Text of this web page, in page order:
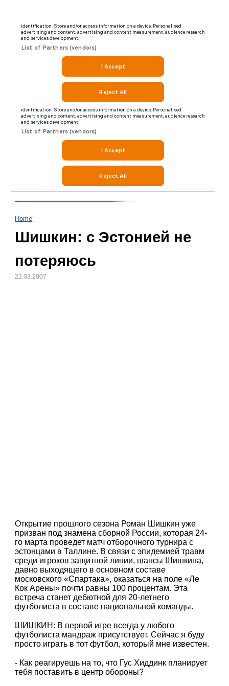
Home
Шишкин: с Эстонией не
потеряюсь
22.03.2007
Открытие прошлого сезона Роман Шишкин уже
призван под знамена сборной России, которая 24-
го марта проведет матч отборочного турнира с
эстонцами в Таллине. В связи с эпидемией травм
среди игроков защитной линии, шансы Шишкина,
давно выходящего в основном составе
московского «Спартака», оказаться на поле «Ле
Кок Арены» почти равны 100 процентам. Эта
встреча станет дебютной для 20-летнего
футболиста в составе национальной команды.
ШИШКИН: В первой игре всегда у любого
футболиста мандраж присутствует. Сейчас я буду
просто играть в тот футбол, который мне известен.
- Как реагируешь на то, что Гус Хиддинк планирует
тебя поставить в центр обороны?